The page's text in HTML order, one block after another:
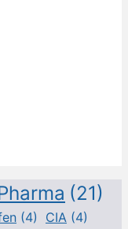
(21)
(4) CIA (4)